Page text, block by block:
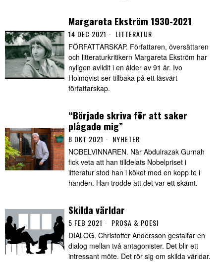
Margareta Ekström 1930-2021
14 DEC 2021 LITTERATUR
FÖRFATTARSKAP. Författaren, översättaren
och litteraturkritikern Margareta Ekström har
nyligen avlidit i en ålder av 91 år. Ivo
Holmqvist ser tillbaka på ett läsvärt
författarskap.
“Började skriva för att saker
plågade mig”
8 OKT 2021 NYHETER
NOBELVINNAREN. När Abdulrazak Gurnah
fick veta att han tilldelats Nobelpriset i
litteratur stod han i köket med en kopp te i
handen. Han trodde att det var ett skämt.
Skilda världar
5 FEB 2021 PROSA & POESI
DIALOG. Christoffer Andersson gestaltar en
dialog mellan två antagonister. Det blir ett
intressant möte. Det rör sig om skilda världar.